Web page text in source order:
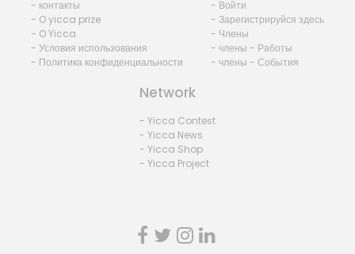
- контакты
- O yicca prize
- O Yicca
- Условия использования
- Политика конфиденциальности
- Войти
- Зарегистрируйся здесь
- Члены
- члены - Работы
- члены - События
Network
- Yicca Contest
- Yicca News
- Yicca Shop
- Yicca Project